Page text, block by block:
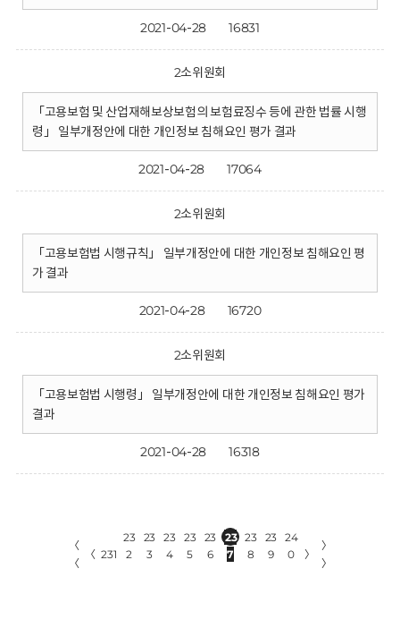
2021-04-28 16831
2소위원회
「고용보험 및 산업재해보상보험의 보험료징수 등에 관한 법률 시행
령」 일부개정안에 대한 개인정보 침해요인 평가 결과
2021-04-28 17064
2소위원회
「고용보험법 시행규칙」 일부개정안에 대한 개인정보 침해요인 평
가 결과
2021-04-28 16720
2소위원회
「고용보험법 시행령」 일부개정안에 대한 개인정보 침해요인 평가
결과
2021-04-28 16318
〈
〈
〈 231
23
2
23
3
23
4
23
5
23
6
23
7
23
8
23
9
24
0
〉
〉
〉